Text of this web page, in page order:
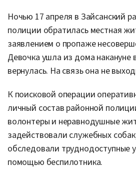
Ночью 17 апреля в Зайсанский
полиции обратилась местная
заявлением о пропаже
Девочка ушла из дома накануне
вернулась. На связь она не
К поисковой операции
личный состав районной
волонтеры и неравнодушные
задействовали служебных
обследовали труднодоступные
помощью беспилотника.